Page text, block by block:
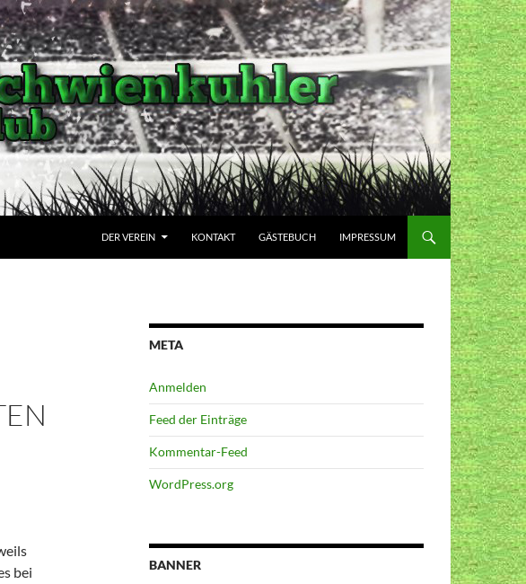
DER VEREIN KONTAKT GÄSTEBUCH IMPRESSUM
bei
META
Anmelden
Feed der Einträge
Kommentar-Feed
WordPress.org
BANNER